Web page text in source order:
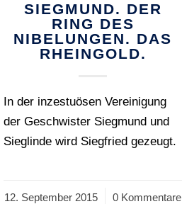
SIEGMUND. DER
RING DES
NIBELUNGEN. DAS
RHEINGOLD.
In der inzestuösen Vereinigung
der Geschwister Siegmund und
Sieglinde wird Siegfried gezeugt.
12. September 2015
/ 0 Kommentare